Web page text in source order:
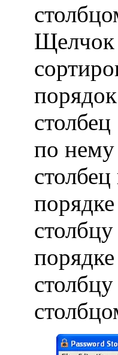
Щелчок
по нему